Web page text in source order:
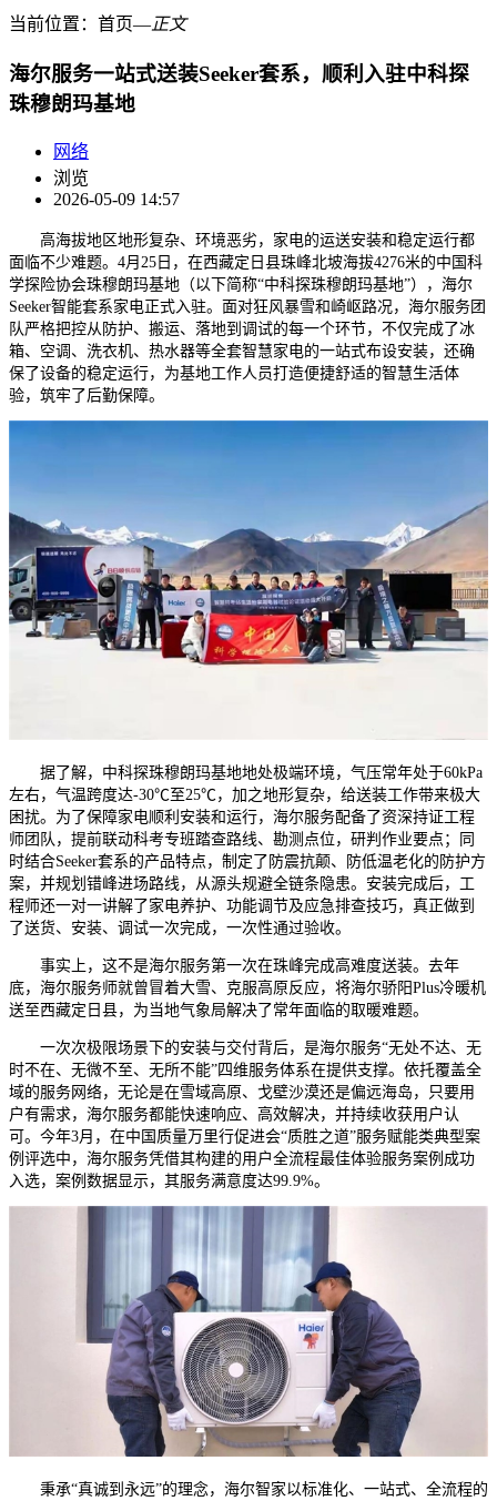
当前位置： 首页―正文
海尔服务一站式送装Seeker套系，顺利入驻中科探
珠穆朗玛基地
网络
浏览
2026-05-09 14:57
高海拔地区地形复杂、环境恶劣，家电的运送安装和稳定运行都
面临不少难题。4月25日，在西藏定日县珠峰北坡海拔4276米的中国科
学探险协会珠穆朗玛基地（以下简称“中科探珠穆朗玛基地”），海尔
Seeker智能套系家电正式入驻。面对狂风暴雪和崎岖路况，海尔服务团
队严格把控从防护、搬运、落地到调试的每一个环节，不仅完成了冰
箱、空调、洗衣机、热水器等全套智慧家电的一站式布设安装，还确
保了设备的稳定运行，为基地工作人员打造便捷舒适的智慧生活体
验，筑牢了后勤保障。
据了解，中科探珠穆朗玛基地地处极端环境，气压常年处于60kPa
左右，气温跨度达-30℃至25℃，加之地形复杂，给送装工作带来极大
困扰。为了保障家电顺利安装和运行，海尔服务配备了资深持证工程
师团队，提前联动科考专班踏查路线、勘测点位，研判作业要点；同
时结合Seeker套系的产品特点，制定了防震抗颠、防低温老化的防护方
案，并规划错峰进场路线，从源头规避全链条隐患。安装完成后，工
程师还一对一讲解了家电养护、功能调节及应急排查技巧，真正做到
了送货、安装、调试一次完成，一次性通过验收。
事实上，这不是海尔服务第一次在珠峰完成高难度送装。去年
底，海尔服务师就曾冒着大雪、克服高原反应，将海尔骄阳Plus冷暖机
送至西藏定日县，为当地气象局解决了常年面临的取暖难题。
一次次极限场景下的安装与交付背后，是海尔服务“无处不达、无
时不在、无微不至、无所不能”四维服务体系在提供支撑。依托覆盖全
域的服务网络，无论是在雪域高原、戈壁沙漠还是偏远海岛，只要用
户有需求，海尔服务都能快速响应、高效解决，并持续收获用户认
可。今年3月，在中国质量万里行促进会“质胜之道”服务赋能类典型案
例评选中，海尔服务凭借其构建的用户全流程最佳体验服务案例成功
入选，案例数据显示，其服务满意度达99.9%。
秉承“真诚到永远”的理念，海尔智家以标准化、一站式、全流程的